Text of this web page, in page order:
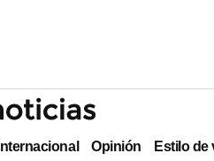
Internacional Opinión Estilo de